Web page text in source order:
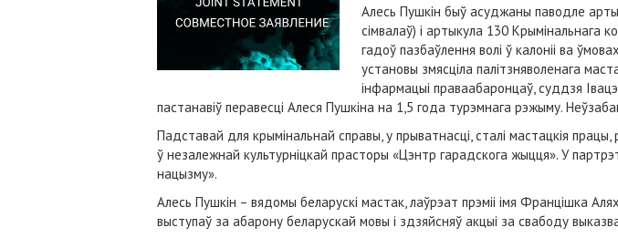
Алесь Пушкін быў асуджаны паводле
сімвалаў) і артыкула 130 Крымінальнага
гадоў пазбаўлення волі ў калоніі ва
установы змясціла палітзняволенага
інфармацыі праваабаронцаў, суддзя
пастанавіў перавесці Алеся Пушкіна на 1,5 года турэмнага рэжыму.
Падставай для крымінальнай справы, у прыватнасці, сталі мастацкія
ў незалежнай культурніцкай прасторы «Цэнтр гарадскога жыцця». У
нацызму».
Алесь Пушкін – вядомы беларускі мастак, лаўрэат прэміі імя Францішка
выступаў за абарону беларускай мовы і здзяйсняў акцыі за свабоду